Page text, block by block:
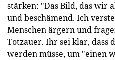
stärken: "Das Bild, das wir
und beschämend. Ich
Menschen ärgern und
Totzauer. Ihr sei klar, dass
werden müsse, um "einen